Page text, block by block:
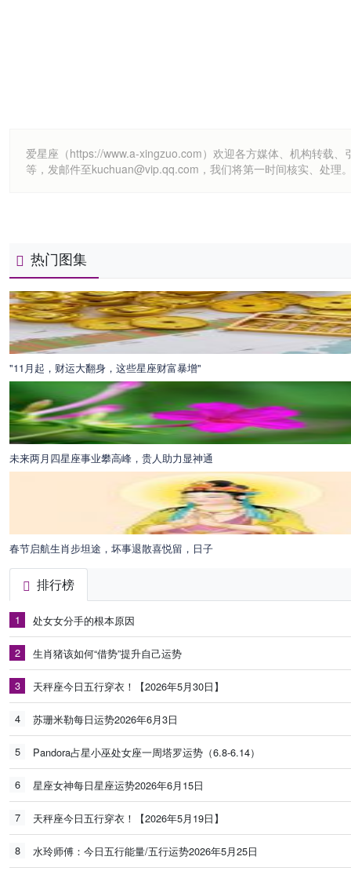
爱星座（https://www.a-xingzuo.com）欢迎各方媒体、机构转载
等，发邮件至kuchuan@vip.qq.com，我们将第一时间核实、处理
热门图集
"11月起，财运大翻身，这些星座财富暴增"
未来两月四星座事业攀高峰，贵人助力显神通
春节启航生肖步坦途，坏事退散喜悦留，日子
排行榜
1 处女女分手的根本原因
2 生肖猪该如何“借势”提升自己运势
3 天秤座今日五行穿衣！【2026年5月30日】
4 苏珊米勒每日运势2026年6月3日
5 Pandora占星小巫处女座一周塔罗运势（6.8-6.14）
6 星座女神每日星座运势2026年6月15日
7 天秤座今日五行穿衣！【2026年5月19日】
8 水玲师傅：今日五行能量/五行运势2026年5月25日